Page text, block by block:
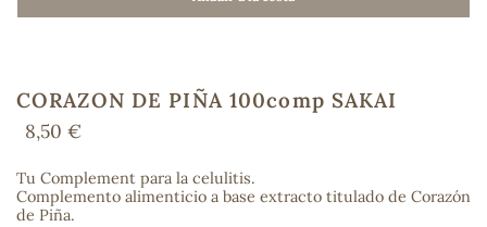
CORAZON DE PIÑA 100comp SAKAI
8,50 €
Tu Complement para la celulitis.
Complemento alimenticio a base extracto titulado de Corazón
de Piña.